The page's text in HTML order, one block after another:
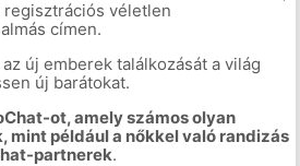
véletlen
címen.
új emberek találkozását a világ
új barátokat.
ot, amely számos olyan
mint például a nőkkel való randizás
partnerek.